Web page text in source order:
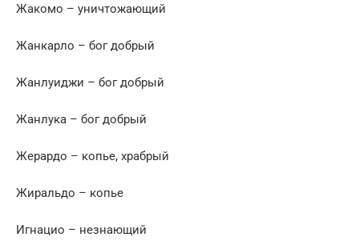
Жакомо – уничтожающий
Жанкарло – бог добрый
Жанлуиджи – бог добрый
Жанлука – бог добрый
Жерардо – копье, храбрый
Жиральдо – копье
Игнацио – незнающий